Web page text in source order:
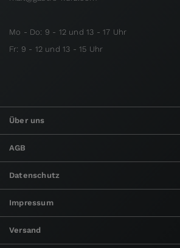
Mo - Do: 9 - 12 und 13 - 17 Uhr
Fr: 9 - 12 und 13 - 15 Uhr
Über uns
AGB
Datenschutz
Impressum
Versand